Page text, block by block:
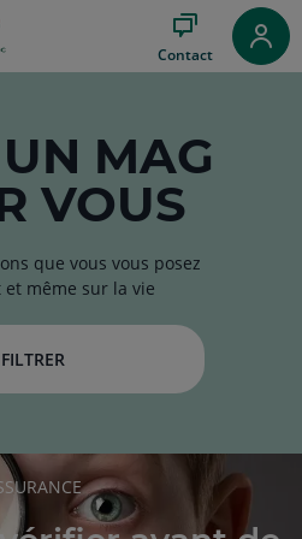
Contact
UN MAG
VOUS
que vous vous posez
même sur la vie
FILTRER